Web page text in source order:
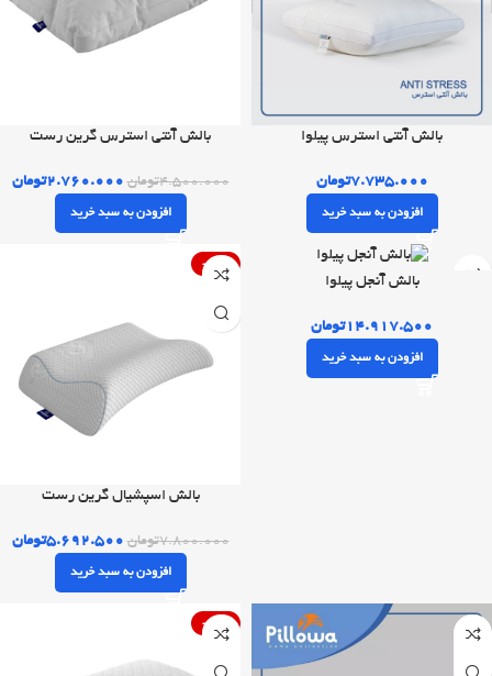
بالش آنتی استرس پیلوا
۷.۷۳۵.۰۰۰تومان
افزودن به سبد خرید
بالش آنتی استرس گرین رست
۴.۵۰۰.۰۰۰تومان ۲.۷۶۰.۰۰۰تومان
افزودن به سبد خرید
بالش آنجل پیلوا
۱۴.۹۱۷.۵۰۰تومان
افزودن به سبد خرید
-27%
بالش اسپشیال گرین رست
۷.۸۰۰.۰۰۰تومان ۵.۶۹۲.۵۰۰تومان
افزودن به سبد خرید
-46%